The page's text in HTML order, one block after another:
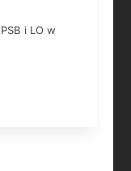
i LO w